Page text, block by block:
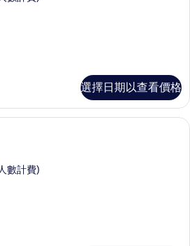
選擇日期以查看價格
豪華套房 | 客房內保險箱、書桌、遮
數計費)